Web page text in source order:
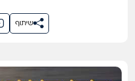
שיתוף